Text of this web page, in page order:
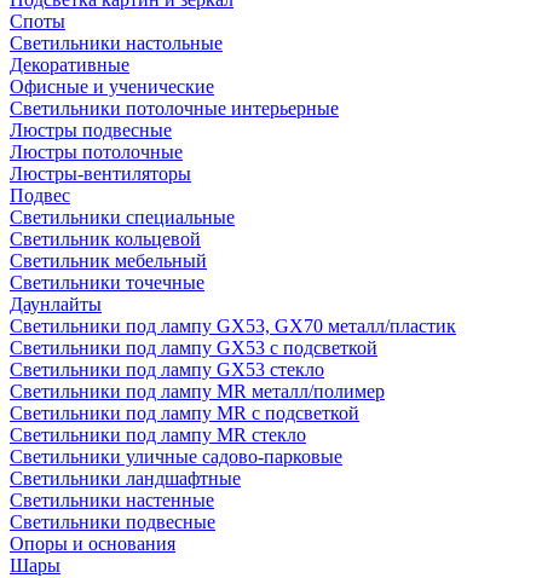
Споты
Светильники настольные
Декоративные
Офисные и ученические
Светильники потолочные интерьерные
Люстры подвесные
Люстры потолочные
Люстры-вентиляторы
Подвес
Светильники специальные
Светильник кольцевой
Светильник мебельный
Светильники точечные
Даунлайты
Светильники под лампу GX53, GX70 металл/пластик
Светильники под лампу GX53 с подсветкой
Светильники под лампу GX53 стекло
Светильники под лампу MR металл/полимер
Светильники под лампу MR с подсветкой
Светильники под лампу MR стекло
Светильники уличные садово-парковые
Светильники ландшафтные
Светильники настенные
Светильники подвесные
Опоры и основания
Шары